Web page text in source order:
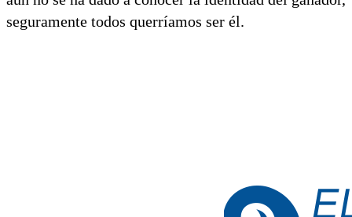
seguramente todos querríamos ser él.